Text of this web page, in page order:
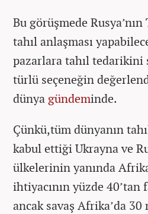
Bu görüşmede
tahıl anlaşması
pazarlara tahıl
türlü seçeneğin
dünya gündeminde.
Çünkü,tüm dünyanın
kabul ettiği Ukrayna ve
ülkelerinin yanında
ihtiyacının yüzde 40’tan
ancak savaş Afrika’da